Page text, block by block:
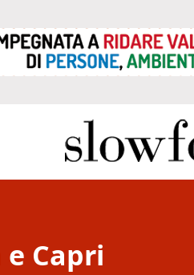
Capri